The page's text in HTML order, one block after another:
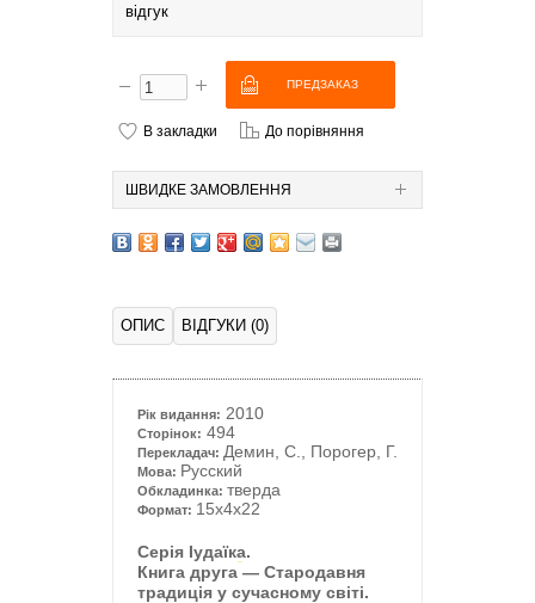
відгук
В закладки До порівняння
ШВИДКЕ ЗАМОВЛЕННЯ
ОПИС ВІДГУКИ (0)
Рік видання: 2010
Сторінок: 494
Перекладач: Демин, С., Порогер, Г.
Мова: Русский
Обкладинка: тверда
Формат: 15x4x22
Серія Іудаїка.
Книга друга — Стародавня
традиція у сучасному світі.